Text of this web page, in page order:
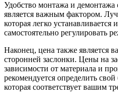
Удобство монтажа и демонтажа
является важным фактором.
которая легко устанавливается
самостоятельно регулировать
Наконец, цена также является
сторонней заслонки. Цены на
зависимости от материала и
рекомендуется определить
которая соответствует вашим